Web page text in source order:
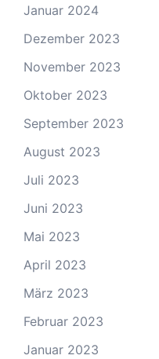
Januar 2024
Dezember 2023
November 2023
Oktober 2023
September 2023
August 2023
Juli 2023
Juni 2023
Mai 2023
April 2023
März 2023
Februar 2023
Januar 2023